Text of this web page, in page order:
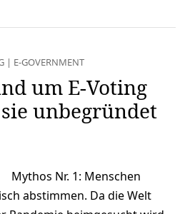
| E-GOVERNMENT
um E-Voting
unbegründet
Mythos Nr. 1: Menschen
abstimmen. Da die Welt